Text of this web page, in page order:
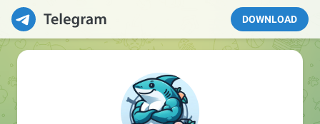
DOWNLOAD